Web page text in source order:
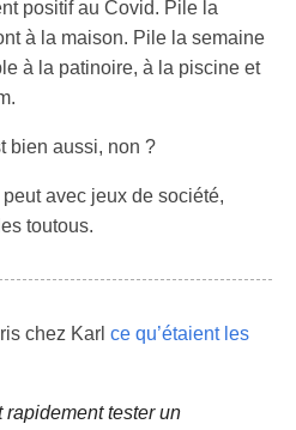
positif au Covid. Pile la
à la maison. Pile la semaine
à la patinoire, à la piscine et
bien aussi, non ?
avec jeux de société,
toutous.
chez Karl ce qu’étaient les
rapidement tester un